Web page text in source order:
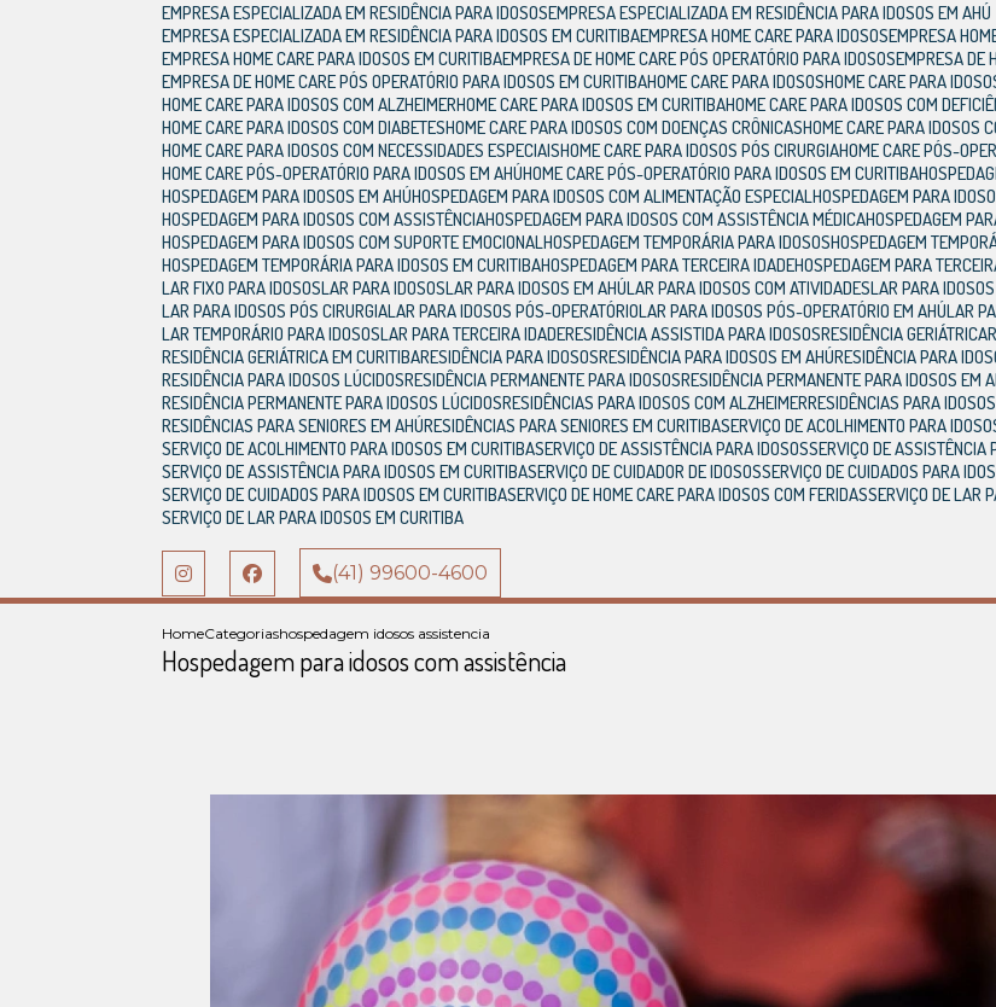
EMPRESA ESPECIALIZADA EM RESIDÊNCIA PARA IDOSOS EMPRESA ESPECIALIZADA EM RESIDÊNCIA PARA IDOSOS EM AHÚ
EMPRESA ESPECIALIZADA EM RESIDÊNCIA PARA IDOSOS EM CURITIBA EMPRESA HOME CARE PARA IDOSOS EMPRESA
EMPRESA HOME CARE PARA IDOSOS EM CURITIBA EMPRESA DE HOME CARE PÓS OPERATÓRIO PARA IDOSOS EMPRESA
EMPRESA DE HOME CARE PÓS OPERATÓRIO PARA IDOSOS EM CURITIBA HOME CARE PARA IDOSOS HOME CARE PARA
HOME CARE PARA IDOSOS COM ALZHEIMER HOME CARE PARA IDOSOS EM CURITIBA HOME CARE PARA IDOSOS COM
HOME CARE PARA IDOSOS COM DIABETES HOME CARE PARA IDOSOS COM DOENÇAS CRÔNICAS HOME CARE PARA IDOSOS
HOME CARE PARA IDOSOS COM NECESSIDADES ESPECIAIS HOME CARE PARA IDOSOS PÓS CIRURGIA HOME CARE PÓS-
HOME CARE PÓS-OPERATÓRIO PARA IDOSOS EM AHÚ HOME CARE PÓS-OPERATÓRIO PARA IDOSOS EM CURITIBA
HOSPEDAGEM PARA IDOSOS EM AHÚ HOSPEDAGEM PARA IDOSOS COM ALIMENTAÇÃO ESPECIAL HOSPEDAGEM PARA
HOSPEDAGEM PARA IDOSOS COM ASSISTÊNCIA HOSPEDAGEM PARA IDOSOS COM ASSISTÊNCIA MÉDICA HOSPEDAGEM
HOSPEDAGEM PARA IDOSOS COM SUPORTE EMOCIONAL HOSPEDAGEM TEMPORÁRIA PARA IDOSOS HOSPEDAGEM
HOSPEDAGEM TEMPORÁRIA PARA IDOSOS EM CURITIBA HOSPEDAGEM PARA TERCEIRA IDADE HOSPEDAGEM PARA
LAR FIXO PARA IDOSOS LAR PARA IDOSOS LAR PARA IDOSOS EM AHÚ LAR PARA IDOSOS COM ATIVIDADES LAR PARA
LAR PARA IDOSOS PÓS CIRURGIA LAR PARA IDOSOS PÓS-OPERATÓRIO LAR PARA IDOSOS PÓS-OPERATÓRIO EM AHÚ LAR
LAR TEMPORÁRIO PARA IDOSOS LAR PARA TERCEIRA IDADE RESIDÊNCIA ASSISTIDA PARA IDOSOS RESIDÊNCIA GERIÁTRICA
RESIDÊNCIA GERIÁTRICA EM CURITIBA RESIDÊNCIA PARA IDOSOS RESIDÊNCIA PARA IDOSOS EM AHÚ RESIDÊNCIA PARA
RESIDÊNCIA PARA IDOSOS LÚCIDOS RESIDÊNCIA PERMANENTE PARA IDOSOS RESIDÊNCIA PERMANENTE PARA IDOSOS EM
RESIDÊNCIA PERMANENTE PARA IDOSOS LÚCIDOS RESIDÊNCIAS PARA IDOSOS COM ALZHEIMER RESIDÊNCIAS PARA
RESIDÊNCIAS PARA SENIORES EM AHÚ RESIDÊNCIAS PARA SENIORES EM CURITIBA SERVIÇO DE ACOLHIMENTO PARA
SERVIÇO DE ACOLHIMENTO PARA IDOSOS EM CURITIBA SERVIÇO DE ASSISTÊNCIA PARA IDOSOS SERVIÇO DE
SERVIÇO DE ASSISTÊNCIA PARA IDOSOS EM CURITIBA SERVIÇO DE CUIDADOR DE IDOSOS SERVIÇO DE CUIDADOS PARA
SERVIÇO DE CUIDADOS PARA IDOSOS EM CURITIBA SERVIÇO DE HOME CARE PARA IDOSOS COM FERIDAS SERVIÇO DE LAR
SERVIÇO DE LAR PARA IDOSOS EM CURITIBA
(41) 99600-4600
HomeCategoriashospedagem idosos assistencia
Hospedagem para idosos com assistência